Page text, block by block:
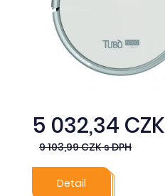
5 032,34 CZK
9 103,99 CZK s DPH
Detail